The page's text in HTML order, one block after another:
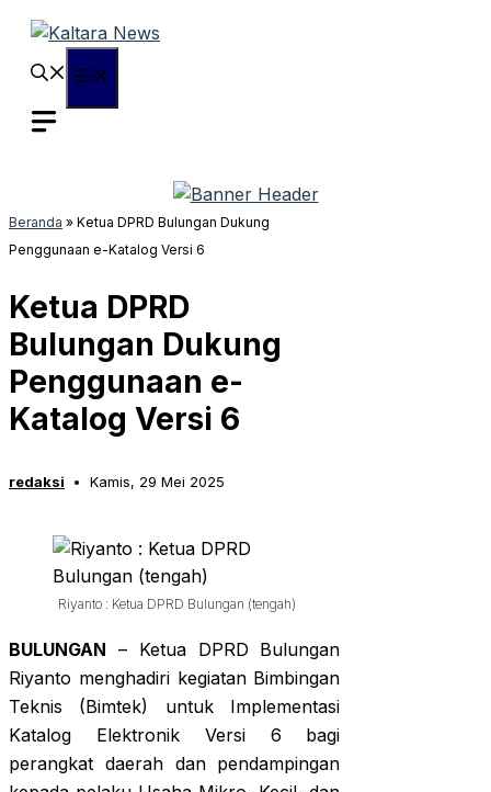
Langsung
Beranda » Ketua DPRD Bulungan Dukung
Penggunaan e-Katalog Versi 6
Ketua DPRD
Bulungan Dukung
Penggunaan e-
Katalog Versi 6
redaksi Kamis, 29 Mei 2025
Riyanto : Ketua DPRD Bulungan (tengah)
BULUNGAN – Ketua DPRD Bulungan
Riyanto menghadiri kegiatan Bimbingan
Teknis (Bimtek) untuk Implementasi
Katalog Elektronik Versi 6 bagi
perangkat daerah dan pendampingan